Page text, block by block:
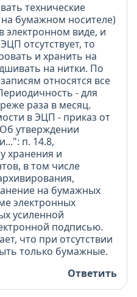
технические
на бумажном носителе)
электронном виде, и
отсутствует, то
и хранить на
на нитки. По
относятся все
- для
раза в месяц.
в ЭЦП - приказ от
утверждении
п. 14.8,
хранения и
в том числе
на бумажных
электронных
усиленной
подписью.
что при отсутствии
только бумажные.
Ответить